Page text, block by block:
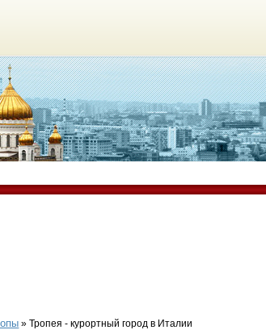
» Тропея - курортный город в Италии